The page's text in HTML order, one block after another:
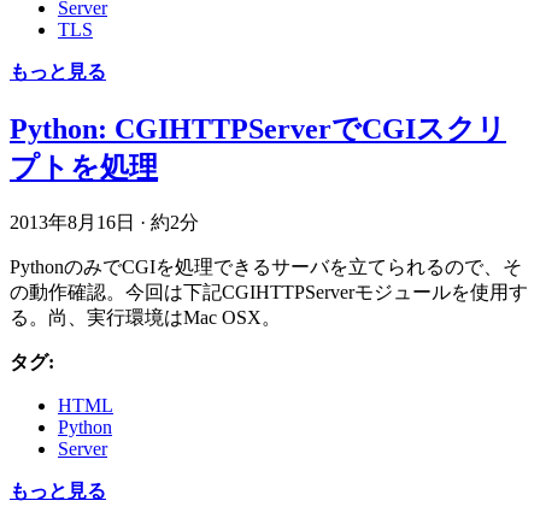
Server
TLS
もっと見る
Python: CGIHTTPServerでCGIスクリ
プトを処理
2013年8月16日 · 約2分
PythonのみでCGIを処理できるサーバを立てられるので、そ
の動作確認。今回は下記CGIHTTPServerモジュールを使用す
る。尚、実行環境はMac OSX。
タグ:
HTML
Python
Server
もっと見る